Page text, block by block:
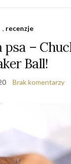
, recenzje
psa –
Ball!
Brak komentarzy